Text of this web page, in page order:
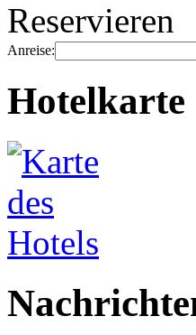
Reservieren
Anreise:
Hotelkarte